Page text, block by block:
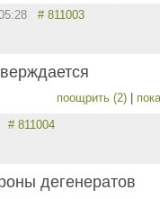
# 811003
поощрить (2) |
# 811004
дегенератов